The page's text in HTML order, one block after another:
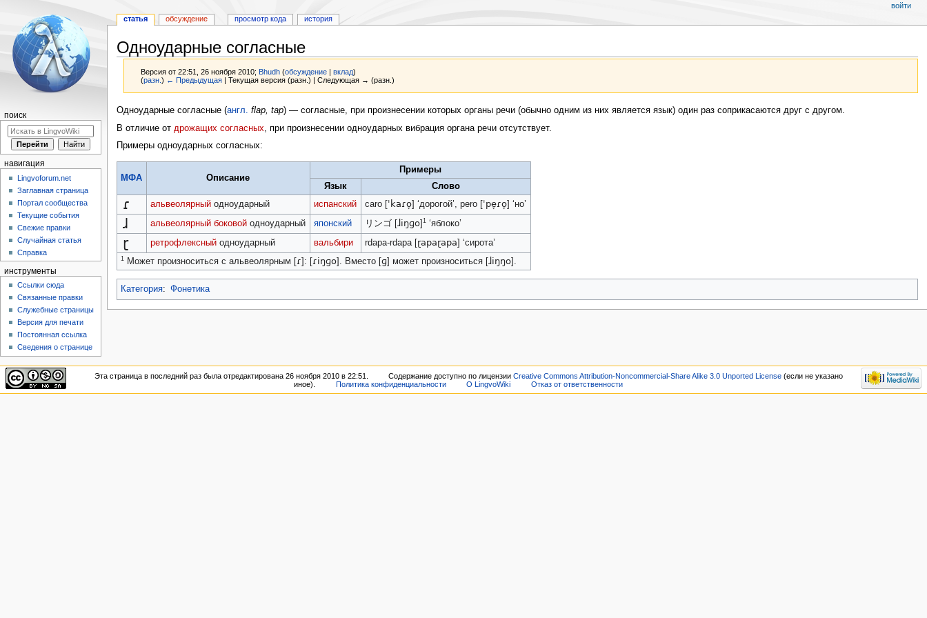
Одноударные согласные
Версия от 22:51, 26 ноября 2010; Bhudh (обсуждение |вклад)
(разн.) ← Предыдущая | Текущая версия (разн.) | Следующая → (разн.)
Перейти
к
Перейти
к
Одноударные согласные (англ. flap, tap) — согласные, при произнесении которых органы речи (обычно одним из них является язык) один раз соприкасаются друг с другом.
В отличие от дрожащих согласных , при произнесении одноударных вибрация органа речи отсутствует.
Примеры одноударных согласных:
МФА Описание
Примеры
Язык
Слово
ɾ альвеолярныйодноударный испанский caro [ˈkaɾo̞] ‘дорогой’, pero [ˈpe̞ɾo̞] ‘но’
ɺ альвеолярный боковойодноударный японский リンゴ [ɺiŋɡo] 1‘яблоко’
ɽ ретрофлексныйодноударный вальбири rdapa-rdapa [ɽapaɽapa] ‘сирота’
1Может произноситься с альвеолярным [ɾ]: [ɾiŋɡo]. Вместо [ɡ] может произноситься [ɺiŋŋo].
Категория: Фонетика
статья обсуждение просмотр кода история
войти
поиск
навигация
Lingvoforum.net
Заглавная страница
Портал сообщества
Текущие события
Свежие правки
Случайная статья
Справка
инструменты
Ссылки сюда
Связанные правки
Служебные страницы
Версия для печати
Постоянная ссылка
Сведения о странице
Эта страница в последний раз была отредактирована 26 ноября 2010 в 22:51. Содержание доступно по лицензииCreative Commons Attribution-Noncommercial-Share Alike 3.0 Unported License (если не указано
иное).
Политика конфиденциальности О LingvoWiki Отказ от ответственности